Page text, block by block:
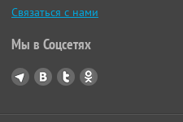
Связаться с нами
Мы в Соцсетях